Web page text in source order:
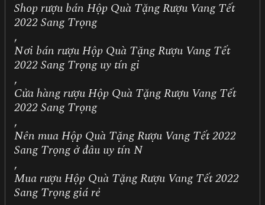
Shop rượu bán Hộp Quà Tặng Rượu Vang Tết
2022 Sang Trọng
,
Nơi bán rượu Hộp Quà Tặng Rượu Vang Tết
2022 Sang Trọng uy tín gi
,
Cửa hàng rượu Hộp Quà Tặng Rượu Vang Tết
2022 Sang Trọng
,
Nên mua Hộp Quà Tặng Rượu Vang Tết 2022
Sang Trọng ở đâu uy tín N
,
Mua rượu Hộp Quà Tặng Rượu Vang Tết 2022
Sang Trọng giá rẻ